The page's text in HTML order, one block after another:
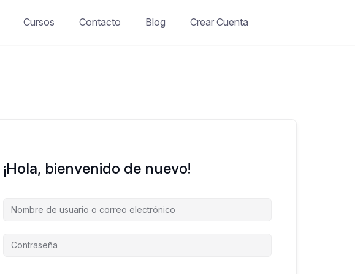
Cursos Contacto Blog Crear Cuenta
¡Hola, bienvenido de nuevo!